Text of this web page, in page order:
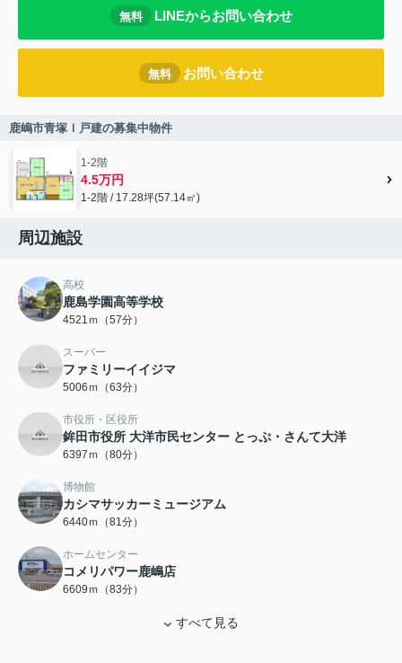
無料 LINEからお問い合わせ
無料 お問い合わせ
鹿嶋市青塚Ｉ戸建の募集中物件
1-2階
4.5万円
1-2階 / 17.28坪(57.14㎡)
周辺施設
高校
鹿島学園高等学校
4521ｍ（57分）
スーパー
ファミリーイイジマ
5006ｍ（63分）
市役所・区役所
鉾田市役所 大洋市民センター とっぷ・さんて大洋
6397ｍ（80分）
博物館
カシマサッカーミュージアム
6440ｍ（81分）
ホームセンター
コメリパワー鹿嶋店
6609ｍ（83分）
すべて見る